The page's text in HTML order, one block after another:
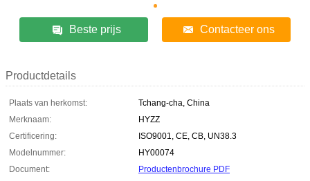
Beste prijs Contacteer ons
Productdetails
Plaats van herkomst:
Tchang-cha, China
Merknaam:
HYZZ
Certificering:
ISO9001, CE, CB, UN38.3
Modelnummer:
HY00074
Document:
Productenbrochure PDF